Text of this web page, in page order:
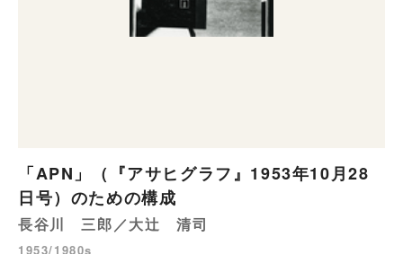
「APN」（『アサヒグラフ』1953年10月28
日号）のための構成
長谷川 三郎／大辻 清司
1953/1980s